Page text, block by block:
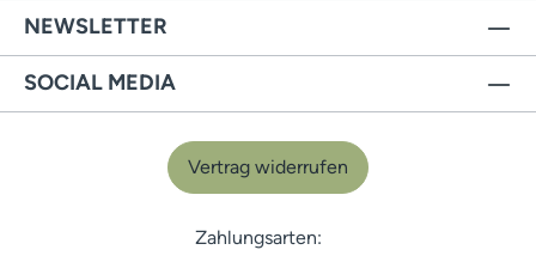
NEWSLETTER
SOCIAL MEDIA
Vertrag widerrufen
Zahlungsarten: